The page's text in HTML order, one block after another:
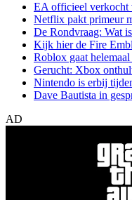
EA officieel verkocht
Netflix pakt primeur
De Rondvraag: Wat
Kijk hier de Fire
Roblox gaat
Gerucht: Xbox
Nintendo is erbij
Dave Bautista in
AD